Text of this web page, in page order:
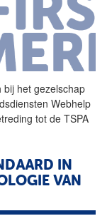
bij het gezelschap
Webhelp
tot de TSPA
IN
VAN